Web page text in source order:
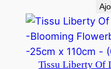
Tissu Liberty Of